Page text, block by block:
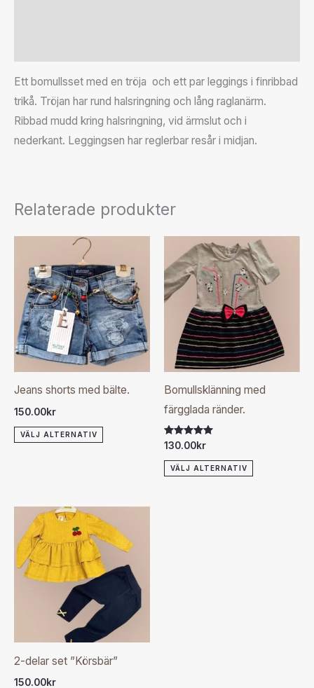
Ett bomullsset med en tröja och ett par leggings i finribbad
trikå. Tröjan har rund halsringning och lång raglanärm.
Ribbad mudd kring halsringning, vid ärmslut och i
nederkant. Leggingsen har reglerbar resår i midjan.
Relaterade produkter
Jeans shorts med bälte.
150.00kr
VÄLJ ALTERNATIV
här
produkten
har
flera
varianter.
De
väljas
produktsidan
Bomullsklänning med
färgglada ränder.
Betygsatt
av 5
130.00kr
VÄLJ ALTERNATIV
Den
här
produkten
har
flera
varianter.
De
på
produktsidan
2-delar set ”Körsbär”
150.00kr
här
produkten
har
varianter.
De